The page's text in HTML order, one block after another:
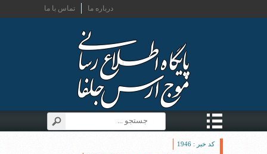
تماس با ما درباره ما
کد خبر : 1946